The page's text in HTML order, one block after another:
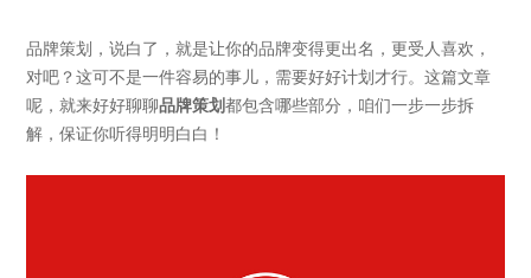
品牌策划，说白了，就是让你的品牌变得更出名，更受人喜欢，
对吧？这可不是一件容易的事儿，需要好好计划才行。这篇文章
呢，就来好好聊聊品牌策划都包含哪些部分，咱们一步一步拆
解，保证你听得明明白白！